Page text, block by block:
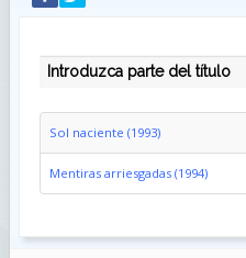
INTRODUZCA PARTE DEL
Sol naciente (1993)
Mentiras arriesgadas (1994)